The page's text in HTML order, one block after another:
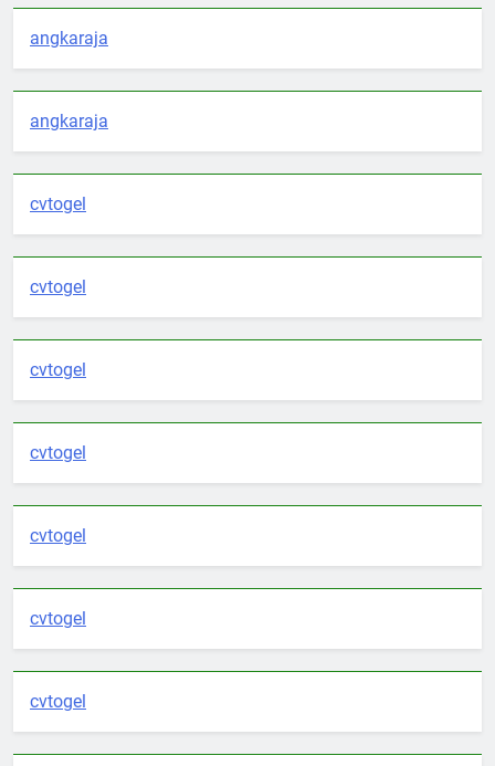
angkaraja
angkaraja
cvtogel
cvtogel
cvtogel
cvtogel
cvtogel
cvtogel
cvtogel